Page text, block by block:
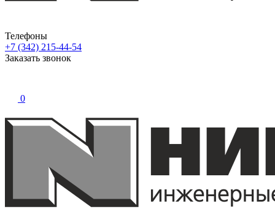
Телефоны
+7 (342) 215-44-54
Заказать звонок
0